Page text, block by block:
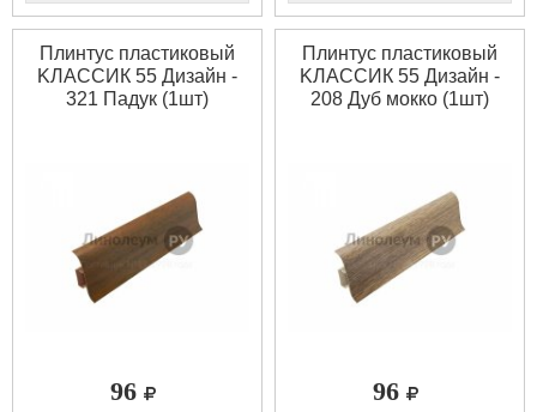
Плинтус пластиковый
KЛАССИК 55 Дизайн -
321 Падук (1шт)
96
Плинтус пластиковый
KЛАССИК 55 Дизайн -
208 Дуб мокко (1шт)
96